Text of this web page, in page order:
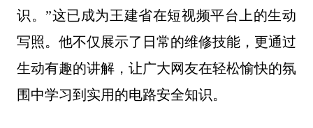
识。”这已成为王建省在短视频平台上的生动
写照。他不仅展示了日常的维修技能，更通过
生动有趣的讲解，让广大网友在轻松愉快的氛
围中学习到实用的电路安全知识。